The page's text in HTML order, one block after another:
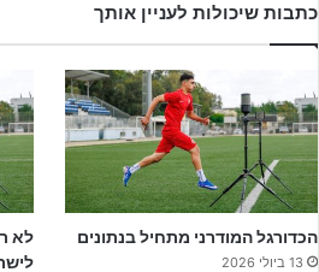
בני יהודה, שרוצה לחזור לליגת העל
נראה שהיא תעשה את זה, מארחת את
כתבות שיכולות לעניין אותך
הכדורגל המודרני מתחיל בנתונים
13 ביולי 2026
לא